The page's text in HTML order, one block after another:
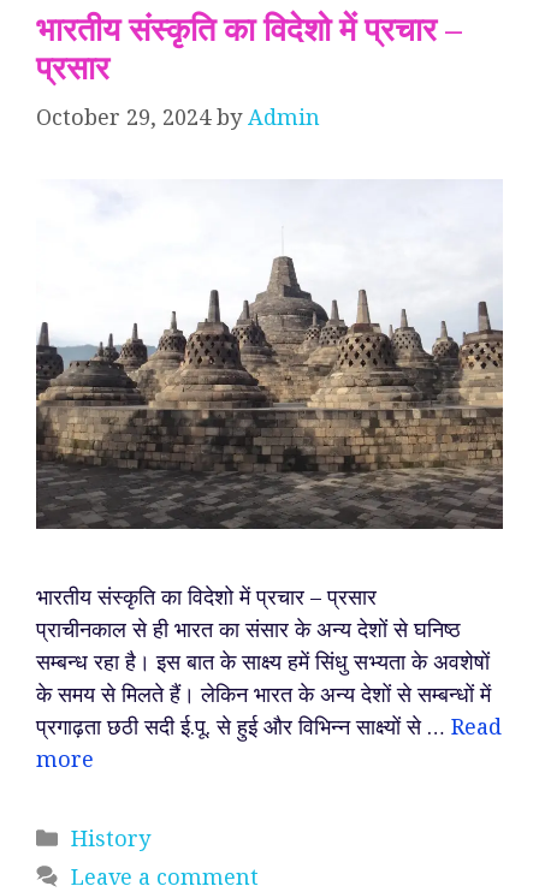
भारतीय संस्कृति का विदेशो में प्रचार –
प्रसार
October 29, 2024 byAdmin
भारतीय संस्कृति का विदेशो में प्रचार – प्रसार
प्राचीनकाल से ही भारत का संसार के अन्य देशों से घनिष्ठ
सम्बन्ध रहा है। इस बात के साक्ष्य हमें सिंधु सभ्यता के अवशेषों
के समय से मिलते हैं। लेकिन भारत के अन्य देशों से सम्बन्धों में
प्रगाढ़ता छठी सदी ई.पू. से हुई और विभिन्न साक्ष्यों से … Read
more
Categories
History
Leave a comment